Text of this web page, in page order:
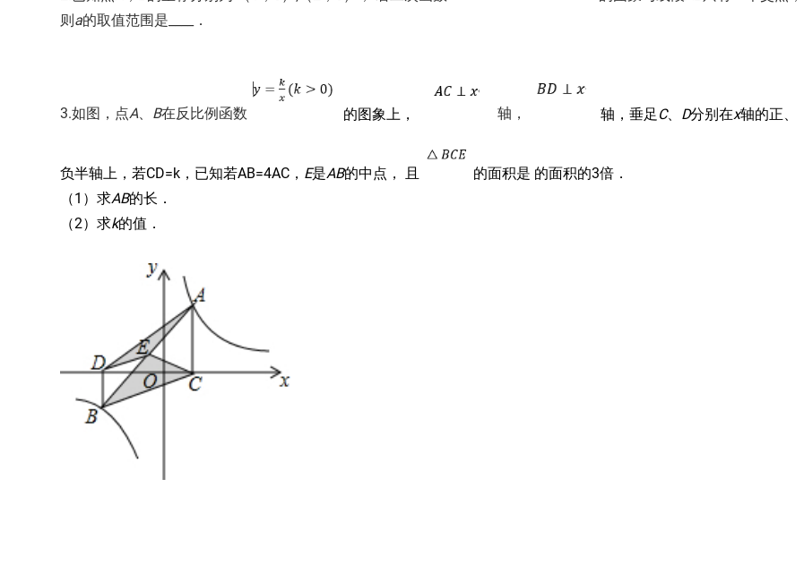
则 a的取值范围是____．
3.如图，点A、 B在反比例函数 的图象上， 轴， 轴，垂足 C、 D分别在x轴的正、
负半轴上，若CD=k，已知若AB=4AC， E是AB的中点， 且
的面积是 的面积的3倍．
（1）求AB的长．
（2）求k的值．